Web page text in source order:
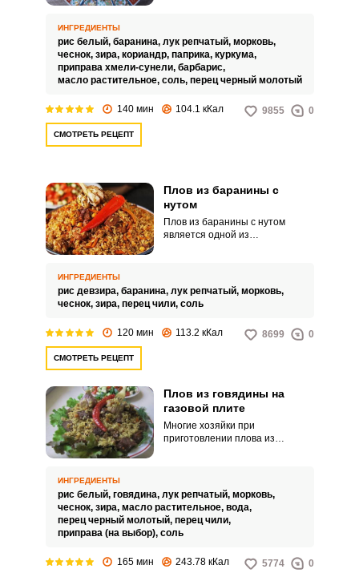
обычной квартире и на газовой
плите.
ИНГРЕДИЕНТЫ
рис белый, баранина, лук репчатый, морковь,
чеснок, зира, кориандр, паприка, куркума,
приправа хмели-сунели, барбарис,
масло растительное, соль, перец черный молотый
140 мин 104.1 кКал 9855 0
СМОТРЕТЬ РЕЦЕПТ
Плов из баранины с
нутом
Плов из баранины с нутом
является одной из
добавляют для разнообразия
блюда.
ИНГРЕДИЕНТЫ
рис девзира, баранина, лук репчатый, морковь,
чеснок, зира, перец чили, соль
120 мин 113.2 кКал 8699 0
СМОТРЕТЬ РЕЦЕПТ
Плов из говядины на
газовой плите
Многие хозяйки при
приготовлении плова из
Чтобы это не случилось, надо
знать некоторые особенности
готовки этого блюда: количество
ингредиентов берется согласно
специально сорта для плова
ИНГРЕДИЕНТЫ
рис белый, говядина, лук репчатый, морковь,
чеснок, зира, масло растительное, вода,
перец черный молотый, перец чили,
приправа (на выбор), соль
165 мин 243.78 кКал 5774 0